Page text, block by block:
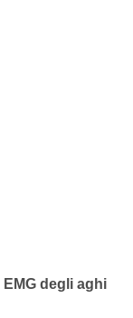
degli aghi